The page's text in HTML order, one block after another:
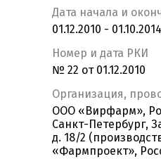
Дата начала и
01.12.2010 - 01.10.2014
Номер и дата РКИ
№ 22 от 01.12.2010
Организация,
ООО «Вирфарм»,
Санкт-Петербург,
д. 18/2
«Фармпроект»,